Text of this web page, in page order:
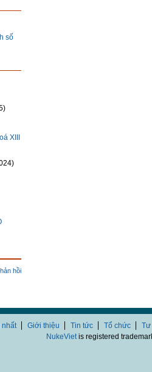
số
XIII
hồi
nhất Giới thiệu Tin tức Tổ chức Tư
NukeVietis registered